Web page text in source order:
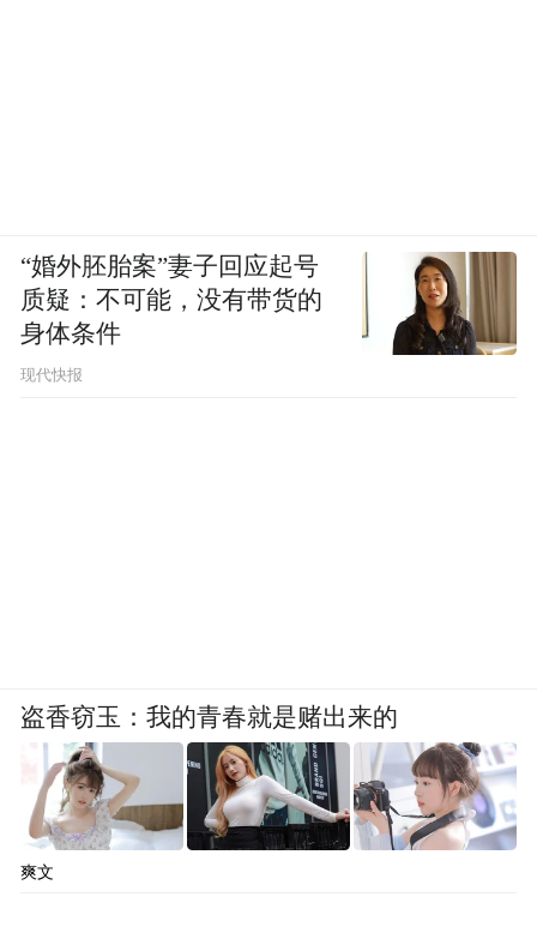
“婚外胚胎案”妻子回应起号
质疑：不可能，没有带货的
身体条件
现代快报
盗香窃玉：我的青春就是赌出来的
爽文